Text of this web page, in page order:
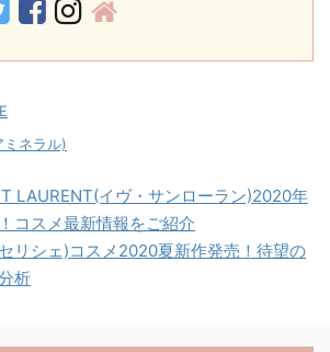
ネラル)
LAURENT(イヴ・サンローラン)2020年
コスメ最新情報をご紹介
リシェ)コスメ2020夏新作発売！待望の
析